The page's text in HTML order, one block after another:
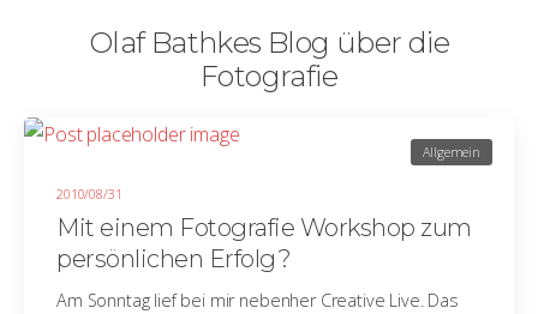
Olaf Bathkes Blog über die
Fotografie
2010/08/31
Allgemein
Mit einem Fotografie Workshop zum
persönlichen Erfolg?
Am Sonntag lief bei mir nebenher Creative Live. Das